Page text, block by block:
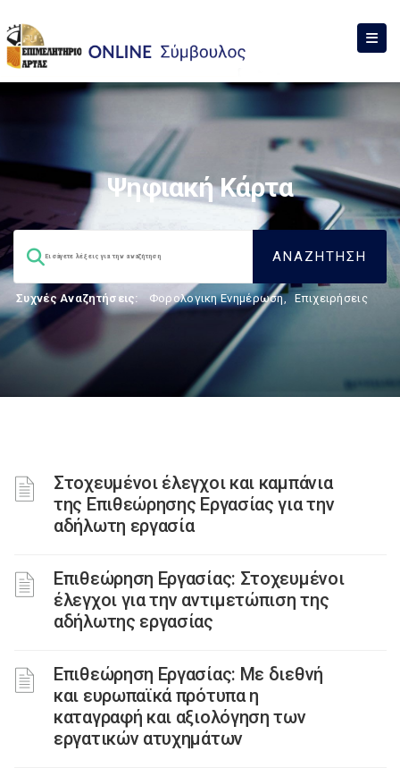
Ψηφιακή Κάρτα
Συχνές Αναζητήσεις: Φορολογικη Ενημέρωση, Επιχειρήσεις
Στοχευμένοι έλεγχοι και καμπάνια
της Επιθεώρησης Εργασίας για την
αδήλωτη εργασία
Επιθεώρηση Εργασίας: Στοχευμένοι
έλεγχοι για την αντιμετώπιση της
αδήλωτης εργασίας
Επιθεώρηση Εργασίας: Με διεθνή
και ευρωπαϊκά πρότυπα η
καταγραφή και αξιολόγηση των
εργατικών ατυχημάτων